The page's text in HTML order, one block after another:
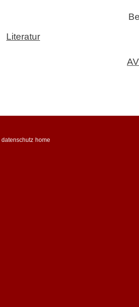
Literatur
datenschutz home